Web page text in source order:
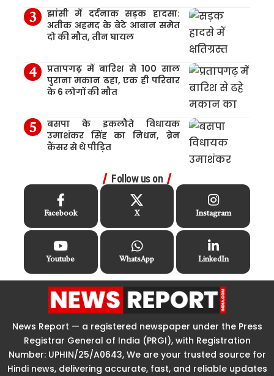
झांसी में दर्दनाक सड़क हादसा:
अतीक अहमद के बेटे आबान समेत
दो की मौत, तीन घायल
प्रतापगढ़ में बारिश से 100 साल
पुराना मकान ढहा, एक ही परिवार
के 6 लोगों की मौत
बसपा के इकलौते विधायक
उमाशंकर सिंह का निधन, ब्रेन
कैंसर से थे पीड़ित
Follow us on
Facebook X Instagram
Youtube WhatsApp LinkedIn
News Report — a registered newspaper under the Press
Registrar General of India (PRGI), with Registration
Number: UPHIN/25/A0643, We are your trusted source for
Hindi news, delivering accurate, fast, and reliable updates